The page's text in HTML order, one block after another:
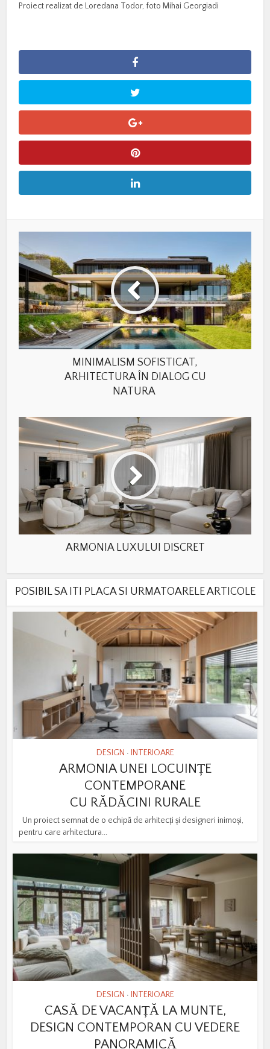
Proiect realizat de Loredana Todor, foto Mihai Georgiadi
MINIMALISM SOFISTICAT,
ARHITECTURA ÎN DIALOG CU
NATURA
ARMONIA LUXULUI DISCRET
POSIBIL SA ITI PLACA SI URMATOARELE ARTICOLE
DESIGN • INTERIOARE
ARMONIA UNEI LOCUINȚE
CONTEMPORANE
CU RĂDĂCINI RURALE
Un proiect semnat de o echipă de arhitecți și designeri inimoși,
pentru care arhitectura...
DESIGN • INTERIOARE
CASĂ DE VACANȚĂ LA MUNTE,
DESIGN CONTEMPORAN CU VEDERE
PANORAMICĂ